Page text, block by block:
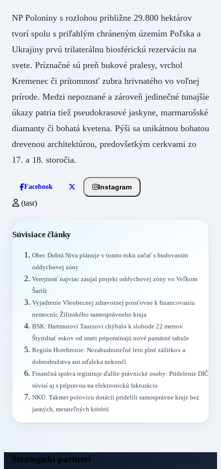
NP Poloniny s rozlohou približne 29.800 hektárov
tvorí spolu s priľahlým chráneným územím Poľska a
Ukrajiny prvú trilaterálnu biosférickú rezerváciu na
svete. Príznačné sú preň bukové pralesy, vrchol
Kremenec či prítomnosť zubra hrivnatého vo voľnej
prírode. Medzi nepoznané a zároveň jedinečné tunajšie
úkazy patria tiež pseudokrasové jaskyne, marmarošské
diamanty či bohatá kvetena. Pýši sa unikátnou bohatou
drevenou architektúrou, predovšetkým cerkvami zo
17. a 18. storočia.
Facebook Instagram
(tasr)
Súvisiace články
Obec Dobrá Niva plánuje v tomto roku začať s budovaním
oddychovej zóny
Verejnosť najviac zaujal projekt oddychovej zóny vo Veľkom
Šariši
Vyjadrenie Všeobecnej zdravotnej poisťovne k financovaniu
nemocníc Žilinského samosprávneho kraja
BSK: Hartmutovi Tautzovi chýbalo k slobode 22 metrov.
Štyridsať rokov od smrti pripomínajú nové pamätné tabule
Región Horehronie: Nezabudnuteľné leto plné zážitkov a
dobrodružstva ani zďaleka nekončí
Finančná správa registruje ďalšie právnické osoby: Pridelenie DIČ
súvisí aj s prípravou na elektronickú fakturáciu
NKÚ: Takmer polovicu dotácií pridelili samosprávne kraje bez
jasných, merateľných kritérií
Strategickí partneri